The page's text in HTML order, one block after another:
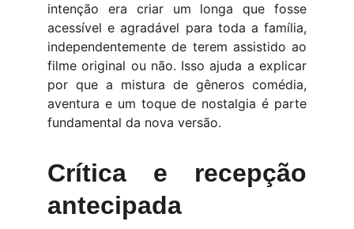
intenção era criar um longa que fosse
acessível e agradável para toda a família,
independentemente de terem assistido ao
filme original ou não. Isso ajuda a explicar
por que a mistura de gêneros comédia,
aventura e um toque de nostalgia é parte
fundamental da nova versão.
Crítica e recepção
antecipada